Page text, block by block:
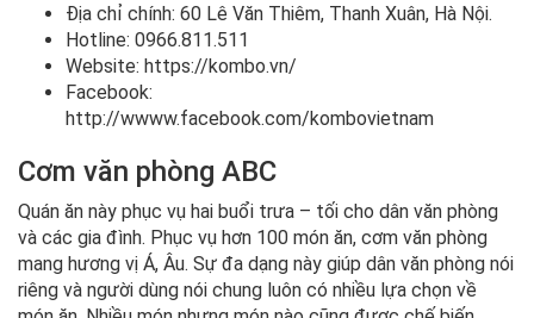
Địa chỉ chính: 60 Lê Văn Thiêm, Thanh Xuân, Hà Nội.
Hotline: 0966.811.511
Website: https://kombo.vn/
Facebook:
http://wwww.facebook.com/kombovietnam
Cơm văn phòng ABC
Quán ăn này phục vụ hai buổi trưa – tối cho dân văn phòng
và các gia đình. Phục vụ hơn 100 món ăn, cơm văn phòng
mang hương vị Á, Âu. Sự đa dạng này giúp dân văn phòng nói
riêng và người dùng nói chung luôn có nhiều lựa chọn về